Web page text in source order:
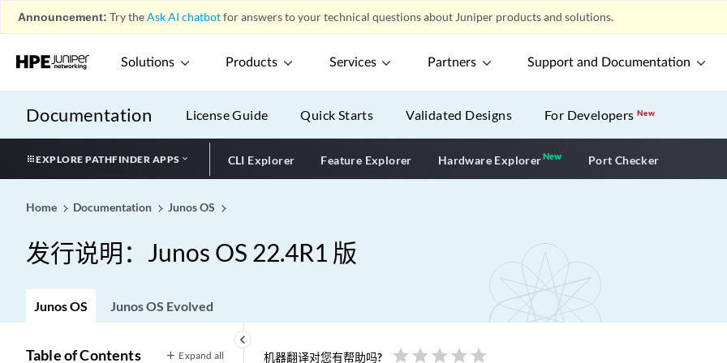
Announcement: Try theAsk AI chatbotfor answers to your technical questions about Juniper products and solutions.
Solutions Products Services Partners Support and Documentation
Documentation License Guide Quick Starts Validated Designs For DevelopersNew
EXPLORE PATHFINDER APPS CLI Explorer Feature Explorer Hardware ExplorerNewNew application
Port Checker
Home Documentation Junos OS
发行说明：Junos OS 22.4R1 版
Junos OS Junos OS Evolved
keyboard_arrow_left
Table of Contents Expand all 机器翻译对您有帮助吗? star star star star star